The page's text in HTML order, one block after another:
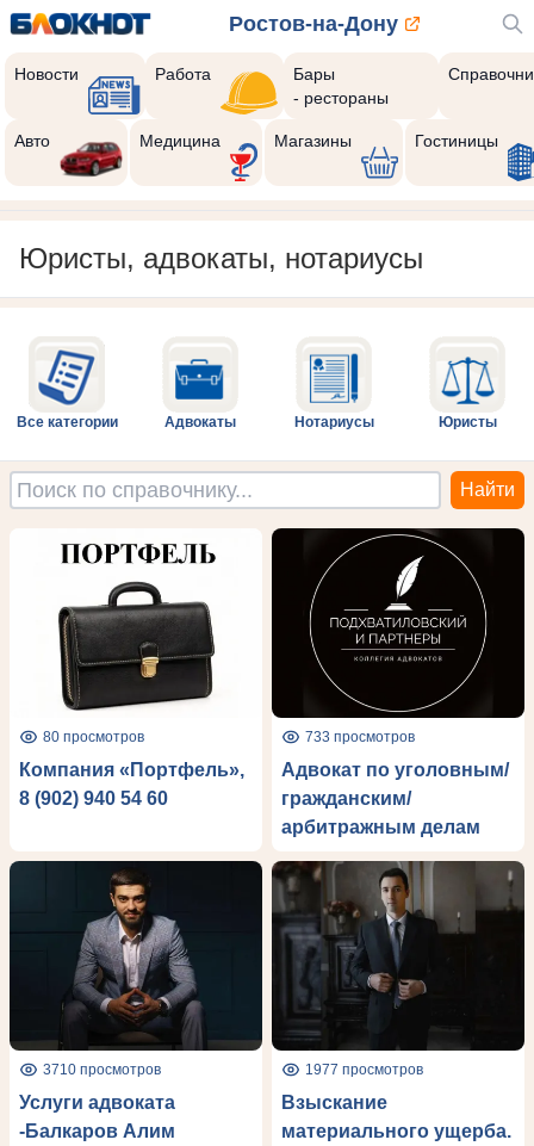
Ростов-на-Дону
Новости Работа
Бары
- рестораны
Авто Медицина Магазины Гостиницы
Юристы, адвокаты, нотариусы
Все категории Адвокаты Нотариусы Юристы
80 просмотров
Компания «Портфель»,
8 (902) 940 54 60
733 просмотров
Адвокат по уголовным/
гражданским/
арбитражным делам
3710 просмотров
Услуги адвоката
-Балкаров Алим
1977 просмотров
Взыскание
материального ущерба.